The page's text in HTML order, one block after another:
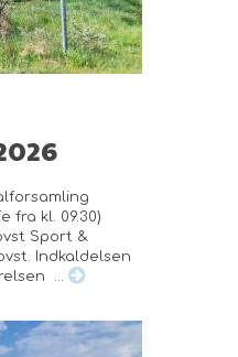
fra kl. 09.30)
Sport &
Indkaldelsen
...